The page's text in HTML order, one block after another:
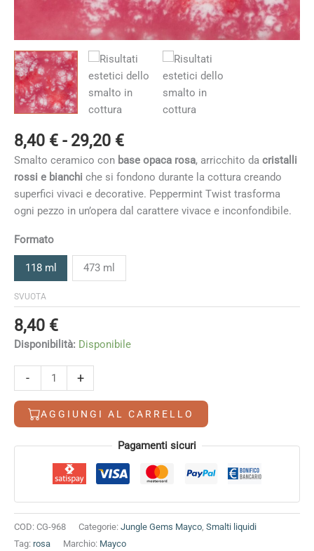
8,40 € - 29,20 €Fascia
di
prezzo:
da
8,40 €
Smalto ceramico con base opaca rosa, arricchito da cristalli
rossi e bianchi che si fondono durante la cottura creando
superfici vivaci e decorative. Peppermint Twist trasforma
ogni pezzo in un’opera dal carattere vivace e inconfondibile.
Formato
118 ml 473 ml
SVUOTA
8,40 €
Disponibilità: Disponibile
-
Peppermint
twist
quantità
+
AGGIUNGI AL CARRELLO
Alternative: Pagamenti sicuri
COD: CG-968 Categorie: Jungle Gems Mayco Smalti liquidi
Tag: rosa Marchio: Mayco